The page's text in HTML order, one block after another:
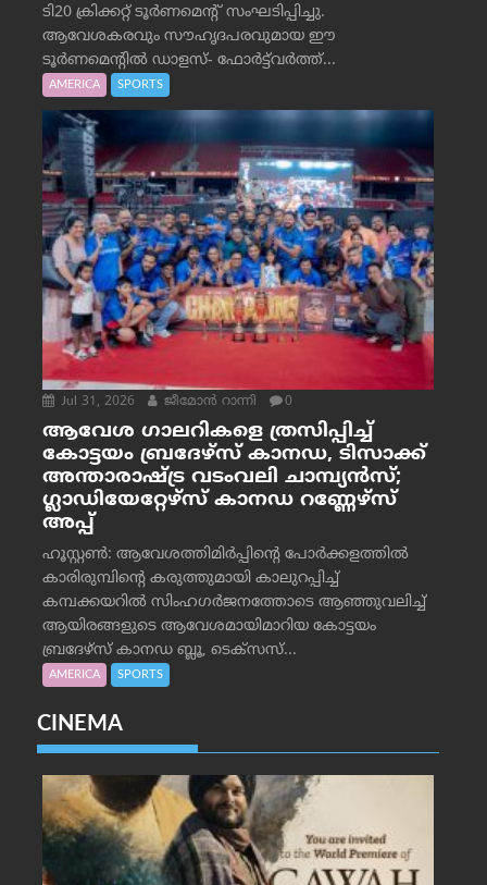
ടി20 ക്രിക്കറ്റ് ടൂർണമെന്റ് സംഘടിപ്പിച്ചു.
ആവേശകരവും സൗഹൃദപരവുമായ ഈ
ടൂർണമെന്റിൽ ഡാളസ്- ഫോർട്ട്‌വര്‍ത്ത്...
AMERICA SPORTS
Jul 31, 2026 ജീമോന്‍ റാന്നി 0
ആവേശ ഗാലറികളെ ത്രസിപ്പിച്ച്
കോട്ടയം ബ്രദേഴ്‌സ് കാനഡ, ടിസാക്ക്
അന്താരാഷ്ട്ര വടംവലി ചാമ്പ്യന്‍സ്;
ഗ്ലാഡിയേറ്റേഴ്‌സ് കാനഡ റണ്ണേഴ്‌സ്
അപ്പ്
ഹൂസ്റ്റണ്‍: ആവേശത്തിമിര്‍പ്പിന്റെ പോര്‍ക്കളത്തില്‍
കാരിരുമ്പിന്റെ കരുത്തുമായി കാലുറപ്പിച്ച്
കമ്പക്കയറില്‍ സിംഹഗര്‍ജനത്തോടെ ആഞ്ഞുവലിച്ച്
ആയിരങ്ങളുടെ ആവേശമായിമാറിയ കോട്ടയം
ബ്രദേഴ്‌സ് കാനഡ ബ്ലൂ, ടെക്‌സസ്...
AMERICA SPORTS
CINEMA